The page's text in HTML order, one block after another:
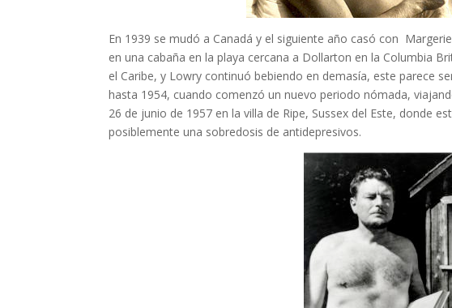
En 1939 se mudó a Canadá y el siguiente año casó con
en una cabaña en la playa cercana a Dollarton en la Columbia
el Caribe, y Lowry continuó bebiendo en demasía, este parece
hasta 1954, cuando comenzó un nuevo periodo nómada,
26 de junio de 1957 en la villa de Ripe, Sussex del Este, donde
posiblemente una sobredosis de antidepresivos.